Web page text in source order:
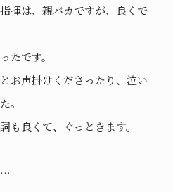
揮は、親バカですが、良くで
たです。
お声掛けくださったり、泣い
。
も良くて、ぐっときます。
…